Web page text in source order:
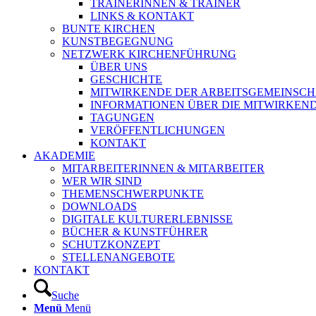
TRAINERINNEN & TRAINER
LINKS & KONTAKT
BUNTE KIRCHEN
KUNSTBEGEGNUNG
NETZWERK KIRCHENFÜHRUNG
ÜBER UNS
GESCHICHTE
MITWIRKENDE DER
INFORMATIONEN ÜBER DIE
TAGUNGEN
VERÖFFENTLICHUNGEN
KONTAKT
AKADEMIE
MITARBEITERINNEN & MITARBEITER
WER WIR SIND
THEMENSCHWERPUNKTE
DOWNLOADS
DIGITALE KULTURERLEBNISSE
BÜCHER & KUNSTFÜHRER
SCHUTZKONZEPT
STELLENANGEBOTE
KONTAKT
Suche
Menü Menü